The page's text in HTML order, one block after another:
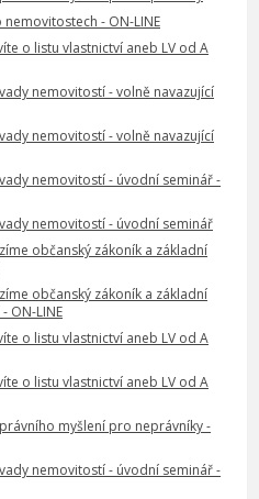
nemovitostech - ON-LINE
o listu vlastnictví aneb LV od A
nemovitostí - volně navazující
nemovitostí - volně navazující
nemovitostí - úvodní seminář -
nemovitostí - úvodní seminář
občanský zákoník a základní
občanský zákoník a základní
ON-LINE
o listu vlastnictví aneb LV od A
o listu vlastnictví aneb LV od A
myšlení pro neprávníky -
nemovitostí - úvodní seminář -